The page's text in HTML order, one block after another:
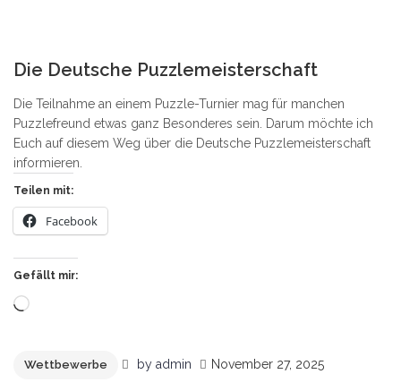
Die Deutsche Puzzlemeisterschaft
Die Teilnahme an einem Puzzle-Turnier mag für manchen
Puzzlefreund etwas ganz Besonderes sein. Darum möchte ich
Euch auf diesem Weg über die Deutsche Puzzlemeisterschaft
informieren.
Teilen mit:
Facebook
Gefällt mir:
Wird
Wettbewerbe by admin November 27, 2025